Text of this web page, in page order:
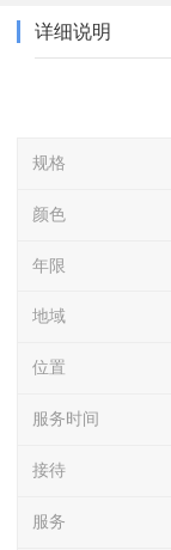
详细说明
规格
颜色
年限
地域
位置
服务时间
接待
服务